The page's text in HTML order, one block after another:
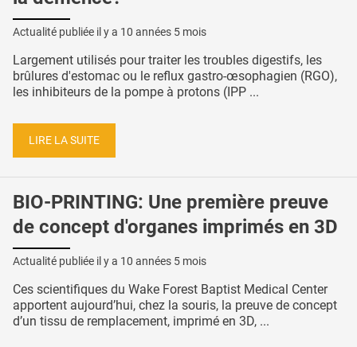
Actualité publiée il y a 10 années 5 mois
Largement utilisés pour traiter les troubles digestifs, les
brûlures d'estomac ou le reflux gastro-œsophagien (RGO),
les inhibiteurs de la pompe à protons (IPP ...
LIRE LA SUITE
BIO-PRINTING: Une première preuve
de concept d'organes imprimés en 3D
Actualité publiée il y a 10 années 5 mois
Ces scientifiques du Wake Forest Baptist Medical Center
apportent aujourd’hui, chez la souris, la preuve de concept
d’un tissu de remplacement, imprimé en 3D, ...